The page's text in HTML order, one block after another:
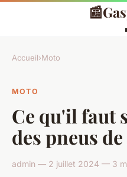
📰
Accueil›Moto
MOTO
Ce qu'il faut
des pneus
admin — 2 juillet 2024 — 3